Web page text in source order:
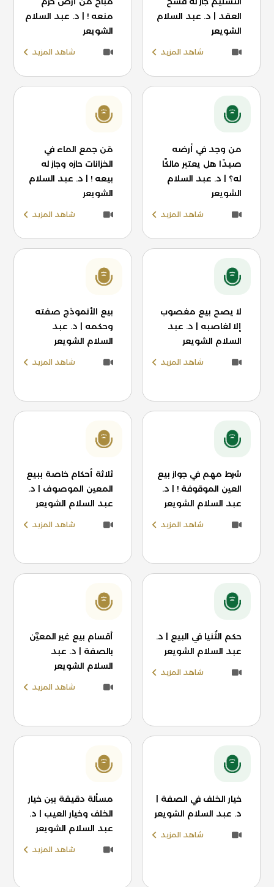
العقد | د. عبد السلام
الشويعر
شاهد المزيد
منعه ! | د. عبد السلام
الشويعر
شاهد المزيد
من وجد في أرضه
صيدًا هل يعتبر مالكًا
له؟ | د. عبد السلام
الشويعر
شاهد المزيد
مَن جمع الماء في
الخزانات حازه وجاز له
بيعه ! | د. عبد السلام
الشويعر
شاهد المزيد
لا يصح بيع مغصوب
إلا لغاصبه | د. عبد
السلام الشويعر
شاهد المزيد
بيع الأنموذج صفته
وحكمه | د. عبد
السلام الشويعر
شاهد المزيد
شرط مهم في جواز بيع
العين الموقوفة ! | د.
عبد السلام الشويعر
شاهد المزيد
ثلاثة أحكام خاصة ببيع
المعين الموصوف | د.
عبد السلام الشويعر
شاهد المزيد
حكم الثُنيا في البيع | د.
عبد السلام الشويعر
شاهد المزيد
أقسام بيع غير المعيَّن
بالصفة | د. عبد
السلام الشويعر
شاهد المزيد
خيار الخلف في الصفة |
د. عبد السلام الشويعر
شاهد المزيد
مسألة دقيقة بين خيار
الخلف وخيار العيب | د.
عبد السلام الشويعر
شاهد المزيد